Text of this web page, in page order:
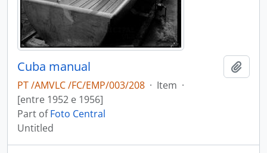
Cuba manual
PT /AMVLC /FC/EMP/003/208 · Item ·
[entre 1952 e 1956]
Part ofFoto Central
Untitled